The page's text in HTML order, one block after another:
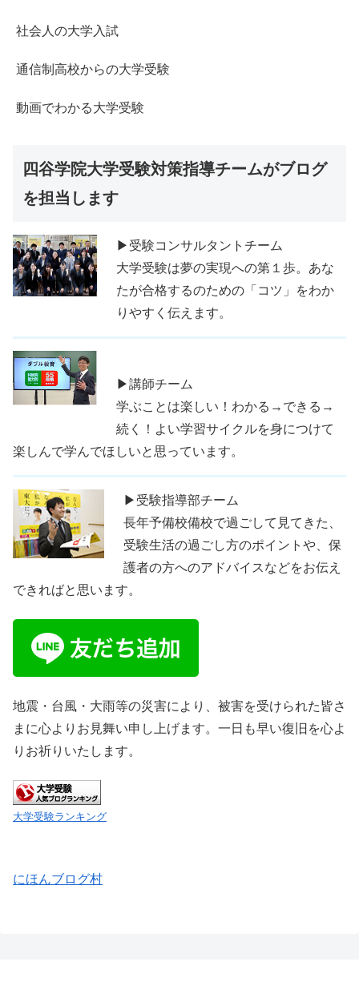
社会人の大学入試
通信制高校からの大学受験
動画でわかる大学受験
四谷学院大学受験対策指導チームがブログ
を担当します
▶受験コンサルタントチーム
大学受験は夢の実現への第１歩。あな
たが合格するのための「コツ」をわか
りやすく伝えます。
▶講師チーム
学ぶことは楽しい！わかる→できる→
続く！よい学習サイクルを身につけて
楽しんで学んでほしいと思っています。
▶受験指導部チーム
長年予備校備校で過ごして見てきた、
受験生活の過ごし方のポイントや、保
護者の方へのアドバイスなどをお伝え
できればと思います。
地震・台風・大雨等の災害により、被害を受けられた皆さ
まに心よりお見舞い申し上げます。一日も早い復旧を心よ
りお祈りいたします。
大学受験ランキング
にほんブログ村